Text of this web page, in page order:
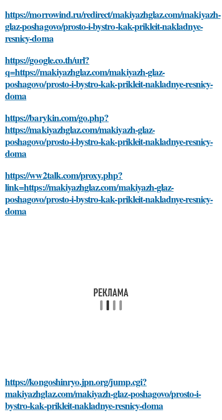
https://morrowind.ru/redirect/makiyazhglaz.com/makiyazh-
glaz-poshagovo/prosto-i-bystro-kak-prikleit-nakladnye-
resnicy-doma
https://google.co.th/url?
q=https://makiyazhglaz.com/makiyazh-glaz-
poshagovo/prosto-i-bystro-kak-prikleit-nakladnye-resnicy-
doma
https://barykin.com/go.php?
https://makiyazhglaz.com/makiyazh-glaz-
poshagovo/prosto-i-bystro-kak-prikleit-nakladnye-resnicy-
doma
https://ww2talk.com/proxy.php?
link=https://makiyazhglaz.com/makiyazh-glaz-
poshagovo/prosto-i-bystro-kak-prikleit-nakladnye-resnicy-
doma
https://kongoshinryo.jpn.org/jump.cgi?
makiyazhglaz.com/makiyazh-glaz-poshagovo/prosto-i-
bystro-kak-prikleit-nakladnye-resnicy-doma